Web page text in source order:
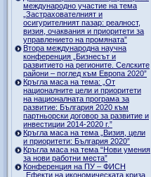
международно участие на тема
„Застрахователният и
осигурителният пазар: реалност,
визия, очаквания и приоритети за
управлението на промяната”
Втора международна научна
конференция „Бизнесът и
развитието на регионите. Селските
райони – поглед към Европа 2020”
Кръгла маса на тема: „От
националните цели и приоритети
на националната програма за
развитие: България 2020 към
партньорски договор за развитие и
инвестиции 2014-2020 г.”
Кръгла маса на тема „Визия, цели
и приоритети: България 2020”
Кръгла маса на тема “Нови умения
за нови работни места”
Конференция на ПУ – ФИСН
„Ефекти на икономическата криза